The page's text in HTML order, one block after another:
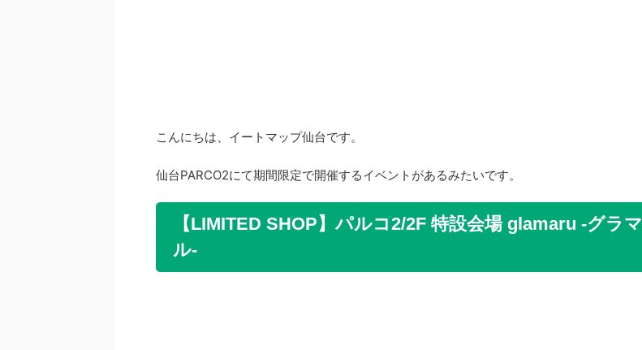
こんにちは、イートマップ仙台です。
仙台PARCO2にて期間限定で開催するイベントがあるみたいです。
【LIMITED SHOP】パルコ2/2F 特設会場 glamaru -グラマ
ル-